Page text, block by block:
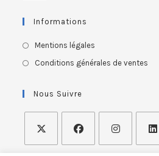
Informations
Mentions légales
Conditions générales de ventes
Nous Suivre